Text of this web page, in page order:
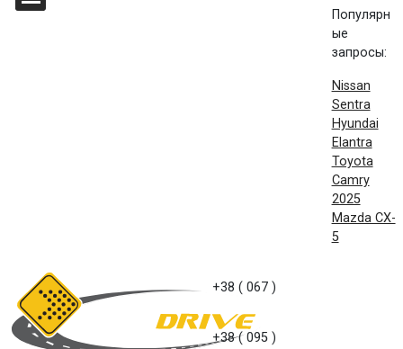
Популярн
ые
запросы:
Nissan
Sentra
Hyundai
Elantra
Toyota
Camry
2025
Mazda CX-
5
+38 ( 067 )
+38 ( 095 )